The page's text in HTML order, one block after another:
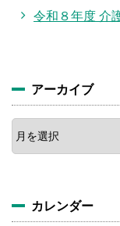
令和８年度 介
アーカイブ
ア
ー
カ
カレンダー